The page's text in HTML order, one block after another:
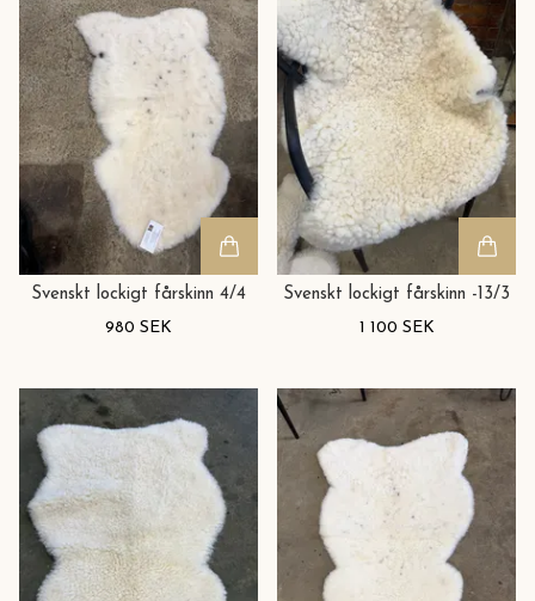
Svenskt lockigt fårskinn 4/4
980 SEK
Svenskt lockigt fårskinn -13/3
1 100 SEK